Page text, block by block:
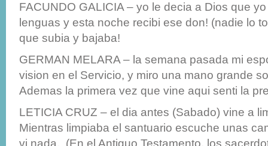
FACUNDO GALICIA – yo le decia a Dios que
lenguas y esta noche recibi ese don! (nadie lo
que subia y bajaba!
GERMAN MELARA – la semana pasada mi
vision en el Servicio, y miro una mano grande
Ademas la primera vez que vine aqui senti la
LETICIA CRUZ – el dia antes (Sabado) vine a
Mientras limpiaba el santuario escuche unas
vi nada. (En el Antiguo Testamento, los